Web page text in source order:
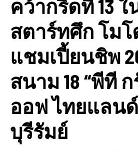
คว้ากริดที่ 13
สตาร์ทศึก โมโ
แชมเปี้ยนชิพ
สนาม 18 “พีที
ออฟ ไทยแลน
บุรีรัมย์